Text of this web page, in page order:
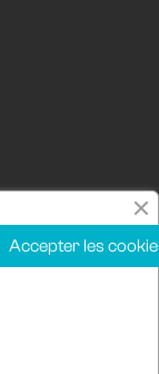
Accepter les